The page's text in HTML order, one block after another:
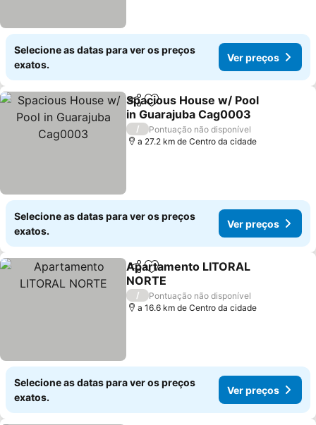
Selecione as datas para ver os preços
exatos.
Ver preços
PartilharAdicionar aos favoritos
Spacious House w/ Pool
in Guarajuba Cag0003
Ver preços
/
Pontuação não disponível
a 27.2 km de Centro da cidade
Selecione as datas para ver os preços
exatos.
Ver preços
PartilharAdicionar aos favoritos
Apartamento LITORAL
NORTE
Ver preços
/
Pontuação não disponível
a 16.6 km de Centro da cidade
Selecione as datas para ver os preços
exatos.
Ver preços